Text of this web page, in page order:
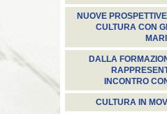
NUOVE
CULTURA CON
DALLA
INCONTRO
CULTURA IN